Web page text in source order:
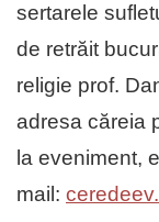
sertarele
de retrăit
religie prof.
adresa căreia
la eveniment,
mail: